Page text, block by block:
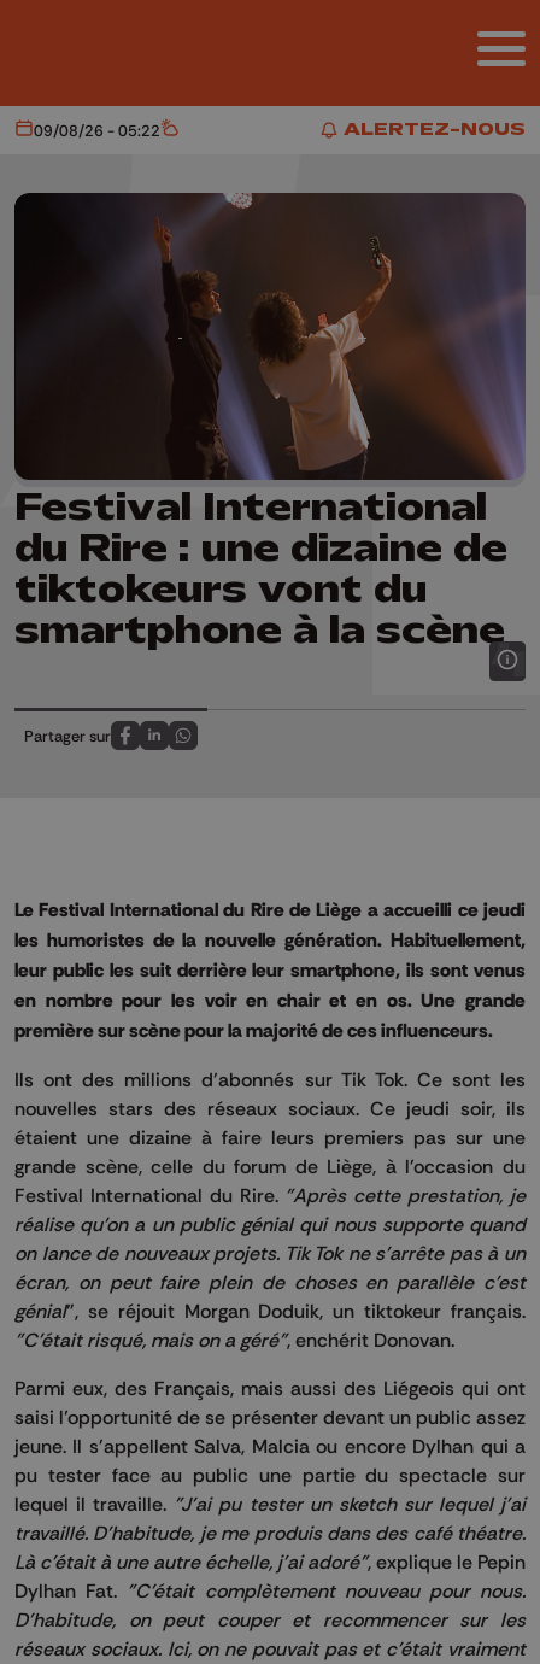
ALERTEZ-NOUS
ALERTEZ-NOUS
Aujourd'hui
09/08/26 - 05:22 Météo
Festival International
du Rire : une dizaine de
tiktokeurs vont du
smartphone à la scène
Partager sur
Partagez sur FaceBook
Partagez sur LinkedIn
Partagez sur Whatsapp
Le Festival International du Rire de Liège a accueilli ce jeudi
les humoristes de la nouvelle génération. Habituellement,
leur public les suit derrière leur smartphone, ils sont venus
en nombre pour les voir en chair et en os. Une grande
première sur scène pour la majorité de ces influenceurs.
Ils ont des millions d’abonnés sur Tik Tok. Ce sont les
nouvelles stars des réseaux sociaux. Ce jeudi soir, ils
étaient une dizaine à faire leurs premiers pas sur une
grande scène, celle du forum de Liège, à l'occasion du
Festival International du Rire. "Après cette prestation, je
réalise qu'on a un public génial qui nous supporte quand
on lance de nouveaux projets. Tik Tok ne s'arrête pas à un
écran, on peut faire plein de choses en parallèle c'est
génial", se réjouit Morgan Doduik, un tiktokeur français.
"C'était risqué, mais on a géré", enchérit Donovan.
Parmi eux, des Français, mais aussi des Liégeois qui ont
saisi l’opportunité de se présenter devant un public assez
jeune. Il s'appellent Salva, Malcia ou encore Dylhan qui a
pu tester face au public une partie du spectacle sur
lequel il travaille. "J'ai pu tester un sketch sur lequel j'ai
travaillé. D'habitude, je me produis dans des café théatre.
Là c'était à une autre échelle, j'ai adoré", explique le Pepin
Dylhan Fat. "C'était complètement nouveau pour nous.
D'habitude, on peut couper et recommencer sur les
réseaux sociaux. Ici, on ne pouvait pas et c'était vraiment